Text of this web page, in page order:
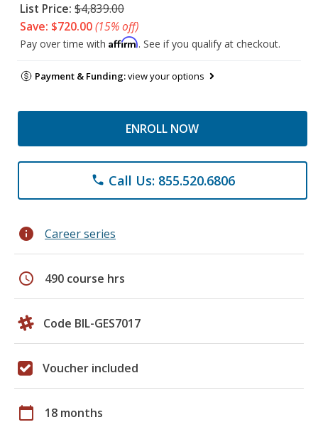
List Price: $4,839.00
Save: $720.00(15% off)
Pay over time with Affirm. See if you qualify at checkout.
Payment & Funding:view your options
ENROLL NOW
phone Call Us: 855.520.6806
info Career series
schedule 490 course hrs
Code BIL-GES7017
Voucher included
calendar_today 18 months